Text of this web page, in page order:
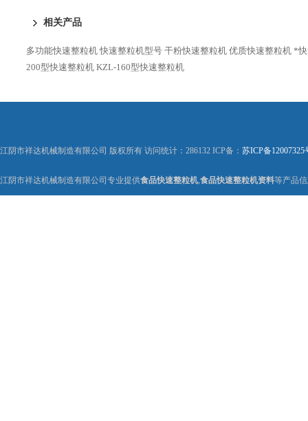
相关产品
多功能快速整粒机 快速整粒机型号 干粉快速整粒机 优质快速整粒机 *
200型快速整粒机 KZL-160型快速整粒机
江阴市祥达机械制造有限公司 版权所有 访问统计：286132 ICP备： 苏ICP备12007325
江阴市祥达机械制造有限公司专业提供食品快速整粒机,食品快速整粒机资料等产品